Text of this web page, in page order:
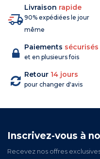
Livraison rapide
90% expédiées le jour
même
Paiements sécurisés
et en plusieurs fois
Retour 14 jours
pour changer d'avis
Inscrivez-vous à
Recevez nos offres